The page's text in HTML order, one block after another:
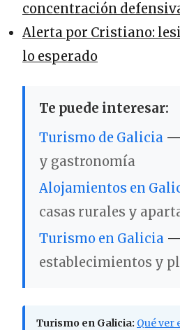
concentración
Alerta por Cristiano:
lo esperado
Te puede interesar:
Turismo de Galicia —
y gastronomía
Alojamientos en
casas rurales y
Turismo en Galicia —
establecimientos y
Turismo en Galicia: Qué ver